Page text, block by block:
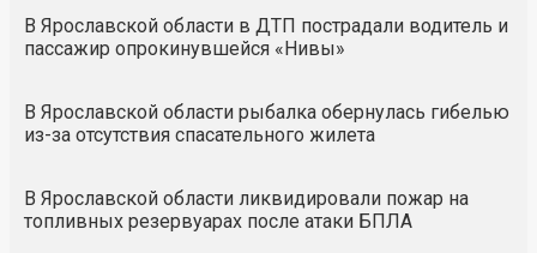
В Ярославской области в ДТП пострадали водитель и
пассажир опрокинувшейся «Нивы»
В Ярославской области рыбалка обернулась гибелью
из-за отсутствия спасательного жилета
В Ярославской области ликвидировали пожар на
топливных резервуарах после атаки БПЛА